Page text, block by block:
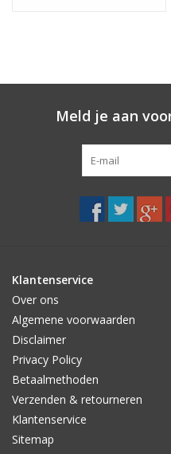
Meld je aan
Klantenservice
Over ons
Algemene voorwaarden
Disclaimer
Privacy Policy
Betaalmethoden
Verzenden & retourneren
Klantenservice
Sitemap